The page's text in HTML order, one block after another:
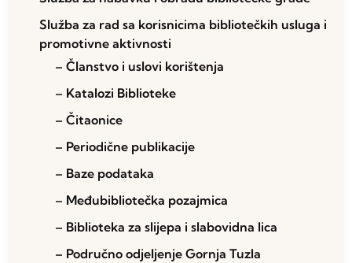
Služba za rad sa korisnicima bibliotečkih usluga i
promotivne aktivnosti
– Članstvo i uslovi korištenja
– Katalozi Biblioteke
– Čitaonice
– Periodične publikacije
– Baze podataka
– Međubibliotečka pozajmica
– Biblioteka za slijepa i slabovidna lica
– Područno odjeljenje Gornja Tuzla